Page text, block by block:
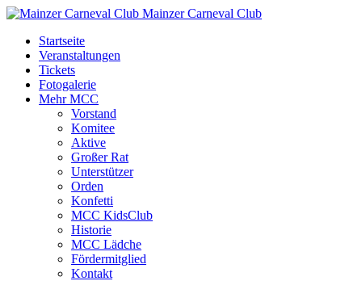
Mainzer Carneval Club
Startseite
Veranstaltungen
Tickets
Fotogalerie
Mehr MCC
Vorstand
Komitee
Aktive
Großer Rat
Unterstützer
Orden
Konfetti
MCC KidsClub
Historie
MCC Lädche
Fördermitglied
Kontakt